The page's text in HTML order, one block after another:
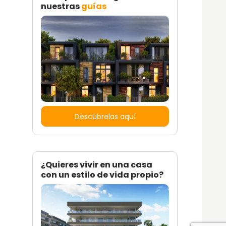
nuestrasguías
Descúbrelas aquí
¿Quieres vivir en una casa
con un estilo de vida propio?